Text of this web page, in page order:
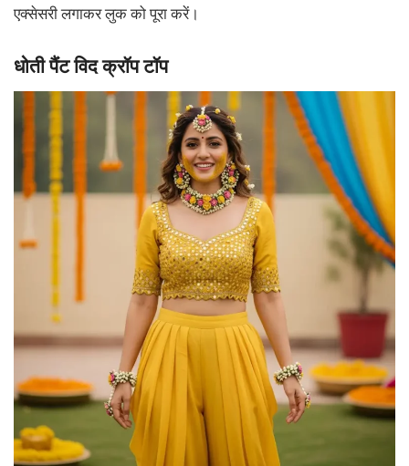
एक्सेसरी लगाकर लुक को पूरा करें।
धोती पैंट विद क्रॉप टॉप